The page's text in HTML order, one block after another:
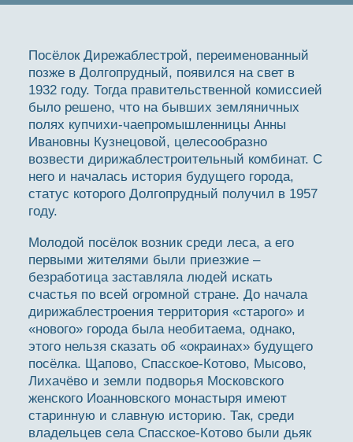
Посёлок Дирежаблестрой, переименованный
позже в Долгопрудный, появился на свет в
1932 году. Тогда правительственной комиссией
было решено, что на бывших земляничных
полях купчихи-чаепромышленницы Анны
Ивановны Кузнецовой, целесообразно
возвести дирижаблестроительный комбинат. С
него и началась история будущего города,
статус которого Долгопрудный получил в 1957
году.
Молодой посёлок возник среди леса, а его
первыми жителями были приезжие –
безработица заставляла людей искать
счастья по всей огромной стране. До начала
дирижаблестроения территория «старого» и
«нового» города была необитаема, однако,
этого нельзя сказать об «окраинах» будущего
посёлка. Щапово, Спасское-Котово, Мысово,
Лихачёво и земли подворья Московского
женского Иоанновского монастыря имеют
старинную и славную историю. Так, среди
владельцев села Спасское-Котово были дьяк